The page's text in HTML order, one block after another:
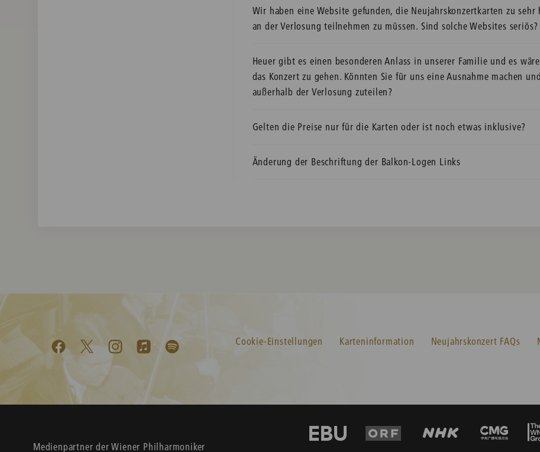
Wir haben eine Website gefunden, die Neujahrskonzertkarten zu
an der Verlosung teilnehmen zu müssen. Sind solche Websites seriös?
Heuer gibt es einen besonderen Anlass in unserer Familie und es
das Konzert zu gehen. Könnten Sie für uns eine Ausnahme machen
außerhalb der Verlosung zuteilen?
Gelten die Preise nur für die Karten oder ist noch etwas inklusive?
Änderung der Beschriftung der Balkon-Logen Links
Cookie-Einstellungen Karteninformation Neujahrskonzert FAQs
Medienpartner der Wiener Philharmoniker